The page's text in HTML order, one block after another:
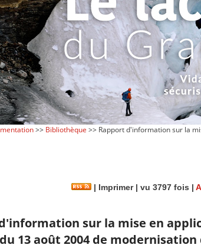
>> Bibliothèque >> Rapport d'information sur la
Imprimer| vu 3797 fois |
sur la mise en
du 13 août 2004 de